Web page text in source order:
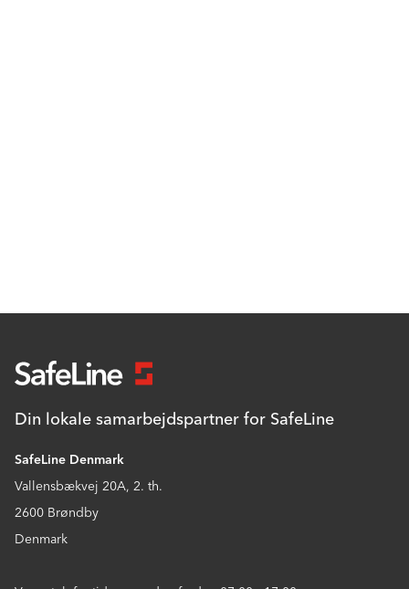
Din lokale samarbejdspartner for SafeLine
SafeLine Denmark
Vallensbækvej 20A, 2. th.
2600 Brøndby
Denmark